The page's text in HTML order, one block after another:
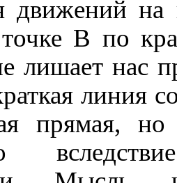
движений на
В по
лишает нас
линия
прямая,